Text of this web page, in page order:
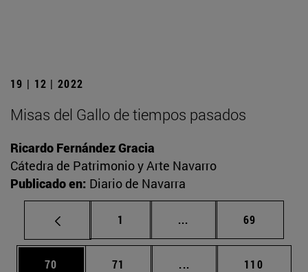
19 | 12 | 2022
Misas del Gallo de tiempos pasados
Ricardo Fernández Gracia
Cátedra de Patrimonio y Arte Navarro
Publicado en: Diario de Navarra
Página
1 ... Páginas intermedias
Página
69
Página
70 Página
71 ... Páginas intermedias
Página
110